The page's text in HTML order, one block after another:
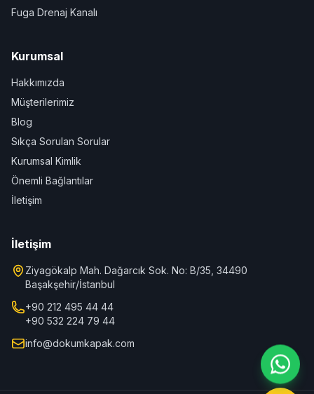
Fuga Drenaj Kanalı
Kurumsal
Hakkımızda
Müşterilerimiz
Blog
Sıkça Sorulan Sorular
Kurumsal Kimlik
Önemli Bağlantılar
İletişim
İletişim
Ziyagökalp Mah. Dağarcık Sok. No: B/35, 34490
Başakşehir/İstanbul
+90 212 495 44 44
+90 532 224 79 44
info@dokumkapak.com